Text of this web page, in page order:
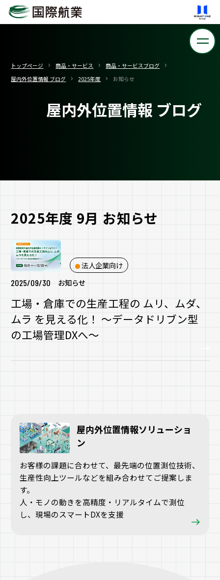
トップページ 商品・サービス
商品・サービスブログ
屋内外位置情報 ブログ
2025年度 お知らせ
屋内外位置情報 ブログ
2025年度 9月 お知らせ
法人企業向け
2025/09/30 お知らせ
工場・倉庫での生産工程の ムリ、ムダ、
ムラ を見える化！ ～データドリブン型
の工場管理DXへ～
屋内外位置情報ソリューショ
ン
お客様の課題に合わせて、最先端の位置測位技術、
生産性向上ツールなどを組み合わせてご提案しま
す。
人・モノの動きを高精度・リアルタイムで測位
し、現場のスマートDXを支援